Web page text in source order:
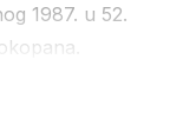
1987. u 52.